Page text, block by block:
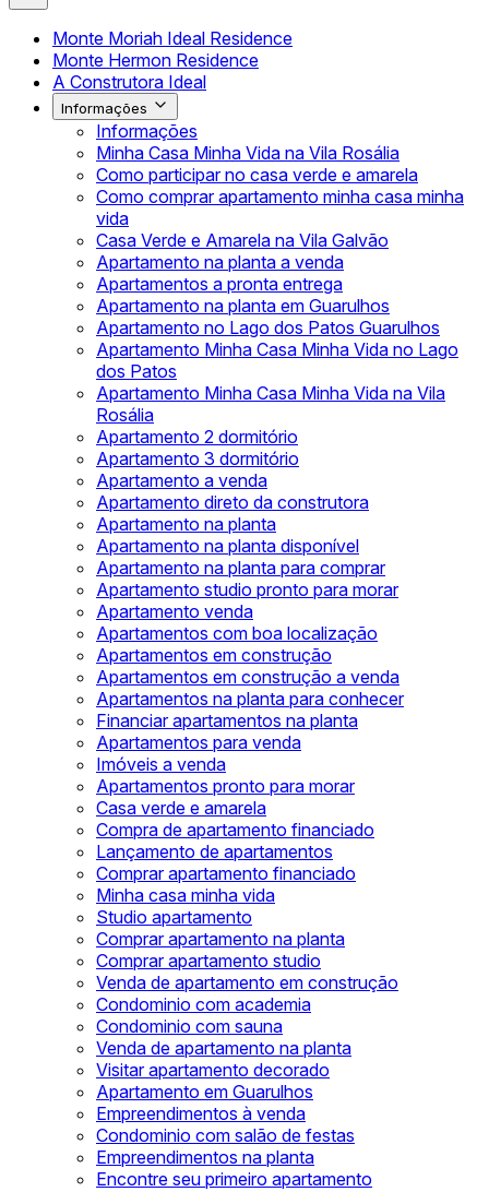
Monte Moriah Ideal Residence
Monte Hermon Residence
A Construtora Ideal
Informações
Informações
Minha Casa Minha Vida na Vila Rosália
Como participar no casa verde e amarela
Como comprar apartamento minha casa minha
vida
Casa Verde e Amarela na Vila Galvão
Apartamento na planta a venda
Apartamentos a pronta entrega
Apartamento na planta em Guarulhos
Apartamento no Lago dos Patos Guarulhos
Apartamento Minha Casa Minha Vida no Lago
dos Patos
Apartamento Minha Casa Minha Vida na Vila
Rosália
Apartamento 2 dormitório
Apartamento 3 dormitório
Apartamento a venda
Apartamento direto da construtora
Apartamento na planta
Apartamento na planta disponível
Apartamento na planta para comprar
Apartamento studio pronto para morar
Apartamento venda
Apartamentos com boa localização
Apartamentos em construção
Apartamentos em construção a venda
Apartamentos na planta para conhecer
Financiar apartamentos na planta
Apartamentos para venda
Imóveis a venda
Apartamentos pronto para morar
Casa verde e amarela
Compra de apartamento financiado
Lançamento de apartamentos
Comprar apartamento financiado
Minha casa minha vida
Studio apartamento
Comprar apartamento na planta
Comprar apartamento studio
Venda de apartamento em construção
Condominio com academia
Condominio com sauna
Venda de apartamento na planta
Visitar apartamento decorado
Apartamento em Guarulhos
Empreendimentos à venda
Condominio com salão de festas
Empreendimentos na planta
Encontre seu primeiro apartamento